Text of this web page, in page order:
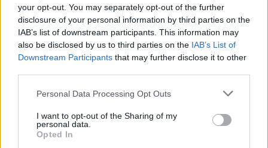
your opt-out. You may separately opt-out of the further
disclosure of your personal information by third parties on the
IAB’s list of downstream participants. This information may
also be disclosed by us to third parties on the IAB’s List of
Downstream Participants that may further disclose it to other
Please note that this website/app uses one or more Google
not limited to your visit or usage behaviour. You may click to
grant or deny consent to Google and its third-party tags to
use your data for below specified purposes in below Google
Personal Data Processing Opt Outs
I want to opt-out of the Sharing of my
personal data.
Opted In
FORMA-1
Max Verstappen érzelmes példával
szemléltette a család fontosságát
Különös szövetség segítheti
Esteban Ocon Aston Martinhoz